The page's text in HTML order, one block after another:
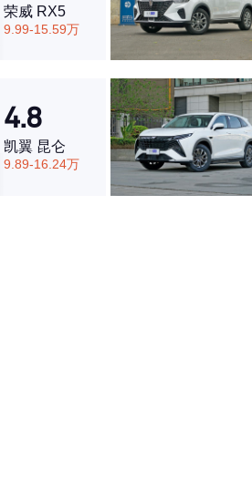
同级车
75%同级车
荣威 RX5
9.99-15.59万
4.8
凯翼 昆仑
9.89-16.24万